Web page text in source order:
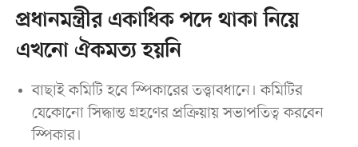
প্রধানমন্ত্রীর একাধিক পদে থাকা নিয়ে
এখনো ঐকমত্য হয়নি
বাছাই কমিটি হবে স্পিকারের তত্ত্বাবধানে। কমিটির
যেকোনো সিদ্ধান্ত গ্রহণের প্রক্রিয়ায় সভাপতিত্ব করবেন
স্পিকার।